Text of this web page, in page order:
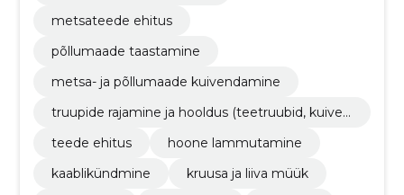
metsateede ehitus
põllumaade taastamine
metsa- ja põllumaade kuivendamine
truupide rajamine ja hooldus (teetruubid, kuiven
teede ehitus
hoone lammutamine
kaablikündmine
kruusa ja liiva müük